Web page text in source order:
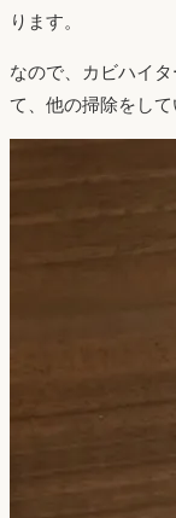
ります。
なので、カビハイ
て、他の掃除をして